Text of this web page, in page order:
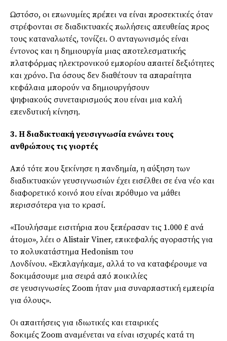
Ωστόσο, οι επωνυμίες πρέπει να είναι προσεκτικές όταν
στρέφονται σε διαδικτυακές πωλήσεις απευθείας προς
τους καταναλωτές, τονίζει. Ο ανταγωνισμός είναι
έντονος και η δημιουργία μιας αποτελεσματικής
πλατφόρμας ηλεκτρονικού εμπορίου απαιτεί δεξιότητες
και χρόνο. Για όσους δεν διαθέτουν τα απαραίτητα
κεφάλαια μπορούν να δημιουργήσουν
ψηφιακούς συνεταιρισμούς που είναι μια καλή
επενδυτική κίνηση.
3. Η διαδικτυακή γευσιγνωσία ενώνει τους
ανθρώπους τις γιορτές
Από τότε που ξεκίνησε η πανδημία, η αύξηση των
διαδικτυακώνγευσιγνωσιών έχει εισέλθει σε ένα νέο και
διαφορετικό κοινό που είναι πρόθυμο να μάθει
περισσότερα για το κρασί.
«Πουλήσαμε εισιτήρια που ξεπέρασαν τις 1.000 £ ανά
άτομο», λέει ο Alistair Viner, επικεφαλής αγοραστής για
το πολυκατάστημα Hedonism του
Λονδίνου. «Εκπλαγήκαμε, αλλά το να καταφέρουμε να
δοκιμάσουμε μια σειρά από ποικιλίες
σεγευσιγνωσίες Zoom ήταν μια συναρπαστική εμπειρία
για όλους».
Οι απαιτήσεις για ιδιωτικές και εταιρικές
δοκιμές Zoom αναμένεται να είναι ισχυρές κατά τη